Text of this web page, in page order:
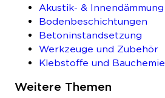
Akustik- & Innendämmung
Bodenbeschichtungen
Betoninstandsetzung
Werkzeuge und Zubehör
Klebstoffe und Bauchemie
Weitere Themen